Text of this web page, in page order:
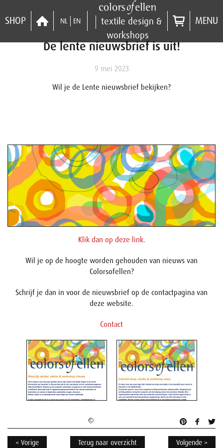
SHOP NL EN
textile design &
workshops
MENU
De lente nieuwsbrief is uit!
9 mei 2023
Wil je de Lente nieuwsbrief bekijken?
Klik dan op deze link.
Wil je op de hoogte worden gehouden van nieuws van
Colorsofellen?
Schrijf je dan in voor de nieuwsbrief op de contactpagina van
deze website.
Contact
< Vorige Terug naar overzicht Volgende >